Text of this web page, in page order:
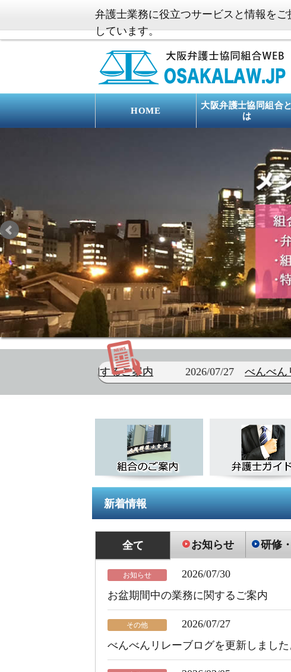
弁護士業務に役立つサービスと情報をご
しています。
HOME
大阪弁護士協同組合と
は
2026/07/27べんべんリレーブログを更新
新着情報
全て お知らせ 研修
お知らせ
2026/07/30
お盆期間中の業務に関するご案内
その他
2026/07/27
べんべんリレーブログを更新しました